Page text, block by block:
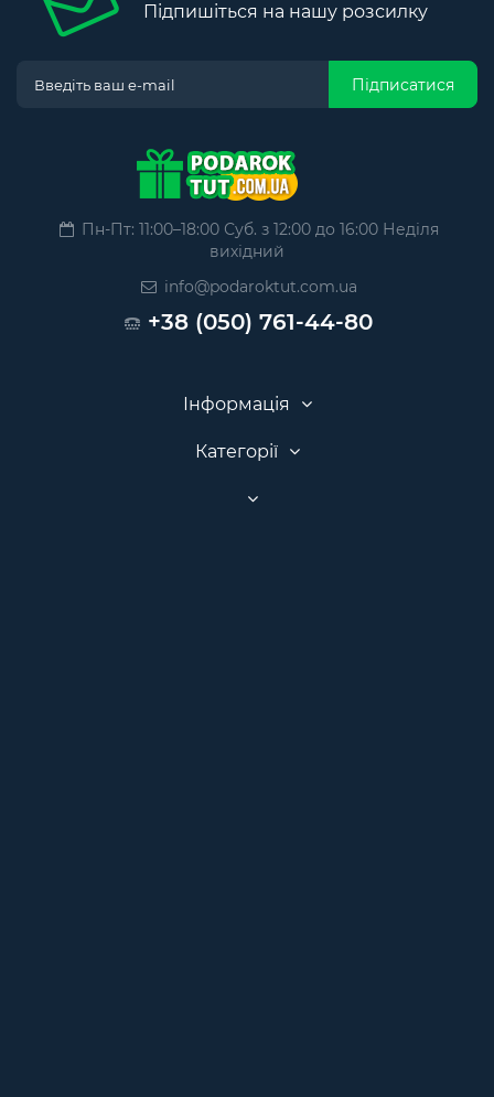
Підпишіться на нашу розсилку
Підписатися
Пн-Пт: 11:00–18:00 Суб. з 12:00 до 16:00 Неділя
вихідний
info@podaroktut.com.ua
+38 (050) 761-44-80
Інформація
Категорії